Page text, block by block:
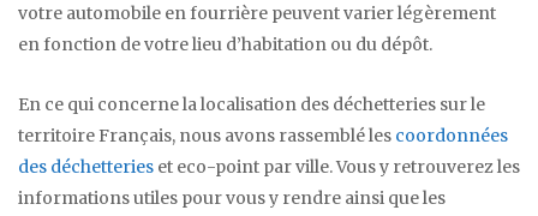
votre automobile en fourrière peuvent varier légèrement
en fonction de votre lieu d’habitation ou du dépôt.
En ce qui concerne la localisation des déchetteries sur le
territoire Français, nous avons rassemblé les coordonnées
des déchetteries et eco-point par ville. Vous y retrouverez les
informations utiles pour vous y rendre ainsi que les